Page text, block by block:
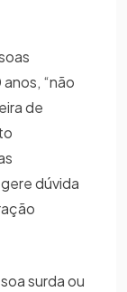
“não
de
dúvida
surda ou